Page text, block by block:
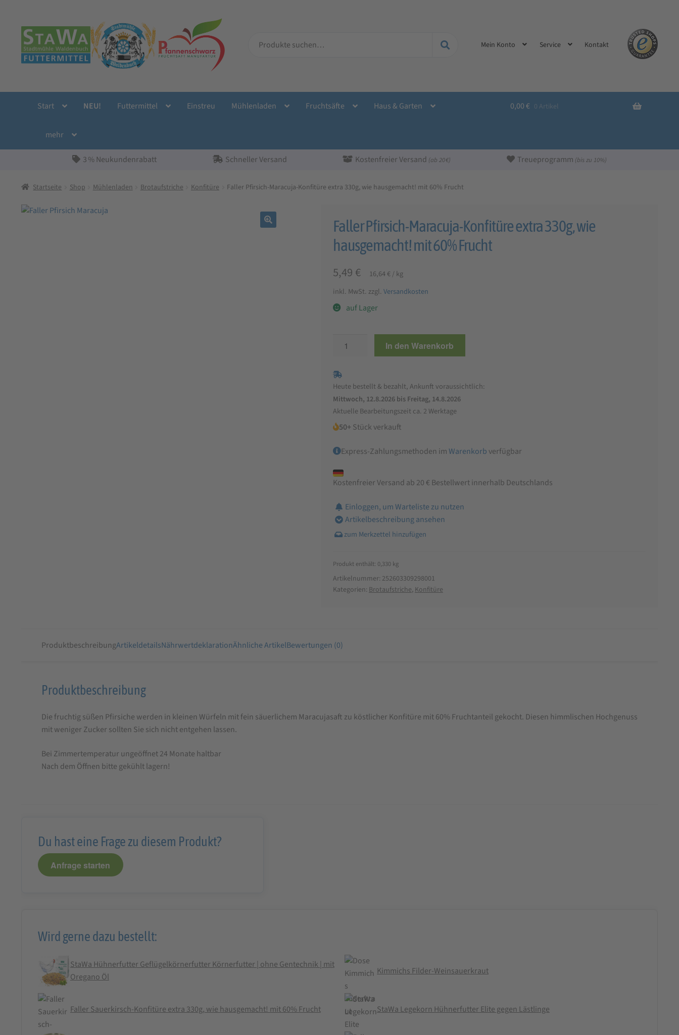
Navigation
springen
Inhalt
springen
nach:
Mein Konto Service Kontakt
Start NEU! Futtermittel Einstreu Mühlenladen Fruchtsäfte Haus & Garten
mehr
0,00 € 0 Artikel
3 % Neukundenrabatt Schneller Versand Kostenfreier Versand (ab 20 €) Treueprogramm (bis zu 10%)
Startseite Shop Mühlenladen Brotaufstriche Konfitüre Faller Pfirsich-Maracuja-Konfitüre extra 330g, wie hausgemacht! mit 60% Frucht
Faller Pfirsich-Maracuja-Konfitüre extra 330g, wie
hausgemacht! mit 60% Frucht
5,49 € 16,64 € /kg
inkl. MwSt. zzgl. Versandkosten
auf Lager
Pfirsich-
Konfitüre
extra
330g,
wie
hausgemacht!
60%
Menge
In den Warenkorb
Heute bestellt & bezahlt, Ankunft voraussichtlich:
Mittwoch, 12.8.2026 bis Freitag, 14.8.2026
Aktuelle Bearbeitungszeit ca. 2 Werktage
50+Stück verkauft
Express-Zahlungsmethoden imWarenkorb verfügbar
Kostenfreier Versand ab 20 € Bestellwert innerhalb Deutschlands
Einloggen, um Warteliste zu nutzen
Artikelbeschreibung ansehen
Produkt enthält: 0,330 kg
Artikelnummer: 252603309298001
Kategorien: Brotaufstriche,Konfitüre
ProduktbeschreibungArtikeldetailsNährwertdeklarationÄhnliche ArtikelBewertungen (0)
Produktbeschreibung
Faller
Pfirsich-
Maracuja-
Konfitüre
mit
60%
Frucht
Produktbeschreibung
Die fruchtig süßen Pfirsiche werden in kleinen Würfeln mit fein säuerlichem Maracujasaft zu köstlicher Konfitüre mit 60% Fruchtanteil gekocht. Diesen himmlischen Hochgenuss
mit weniger Zucker sollten Sie sich nicht entgehen lassen.
Bei Zimmertemperatur ungeöffnet 24 Monate haltbar
Nach dem Öffnen bitte gekühlt lagern!
Du hast eine Frage zu diesem Produkt?
Anfrage starten
Wird gerne dazu bestellt:
StaWa Hühnerfutter Geflügelkörnerfutter Körnerfutter | ohne Gentechnik | mit
Oregano Öl
Kimmichs Filder-Weinsauerkraut
Faller Sauerkirsch-Konfitüre extra 330g, wie hausgemacht! mit 60% Frucht StaWa Legekorn Hühnerfutter Elite gegen Lästlinge